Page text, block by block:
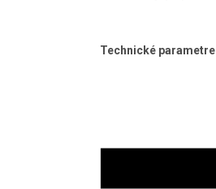
Technické parametre